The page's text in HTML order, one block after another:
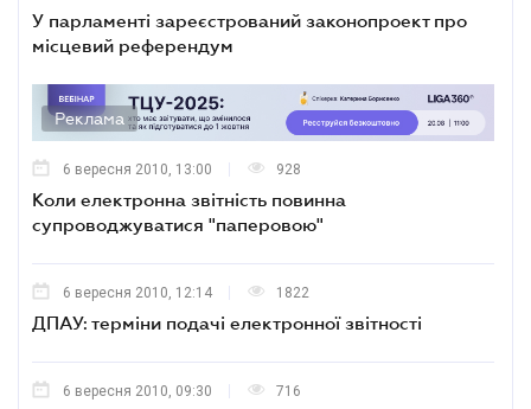
У парламенті зареєстрований законопроект про
місцевий референдум
Реклама
6 вересня 2010, 13:00 928
Коли електронна звітність повинна
супроводжуватися "паперовою"
6 вересня 2010, 12:14 1822
ДПАУ: терміни подачі електронної звітності
6 вересня 2010, 09:30 716